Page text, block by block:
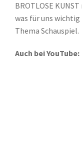
BROTLOSE
was für uns
Thema Schauspiel.
Auch bei YouTube: